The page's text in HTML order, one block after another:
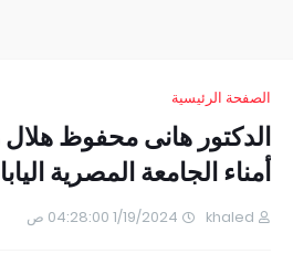
الصفحة الرئيسية
الدكتور هانى محفوظ
أمناء الجامعة المصرية
khaled 1/19/2024 04:28:00 ص